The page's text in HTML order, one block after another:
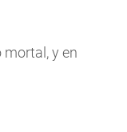
mortal, y en